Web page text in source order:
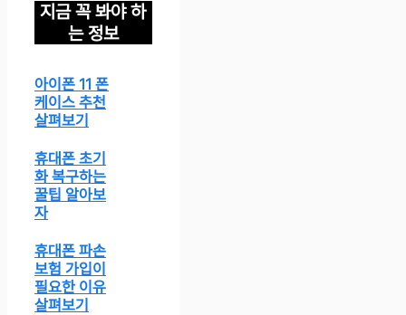
지금 꼭 봐야 하
는 정보
아이폰 11 폰
케이스 추천
살펴보기
휴대폰 초기
화 복구하는
꿀팁 알아보
자
휴대폰 파손
보험 가입이
필요한 이유
살펴보기